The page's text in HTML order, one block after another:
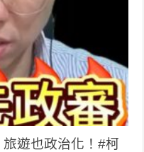
遊也政治化！#柯